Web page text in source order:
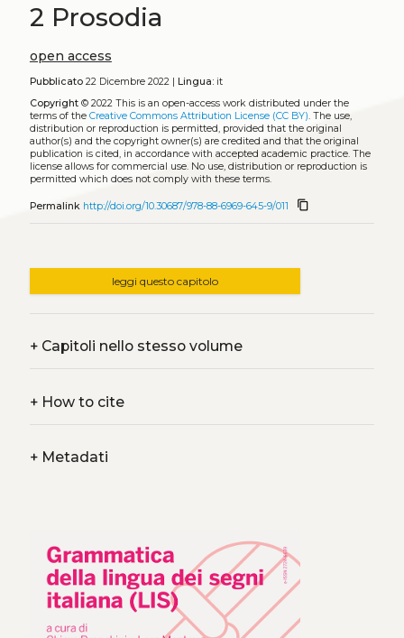
2 Prosodia
open access
Pubblicato22 Dicembre 2022 | Lingua:it
Copyright© 2022 This is an open-access work distributed under the
terms of the Creative Commons Attribution License (CC BY). The use,
distribution or reproduction is permitted, provided that the original
author(s) and the copyright owner(s) are credited and that the original
publication is cited, in accordance with accepted academic practice. The
license allows for commercial use. No use, distribution or reproduction is
permitted which does not comply with these terms.
Permalink http://doi.org/10.30687/978-88-6969-645-9/011 content_copy
leggi questo capitolo
+Capitoli nello stesso volume
+How to cite
+Metadati